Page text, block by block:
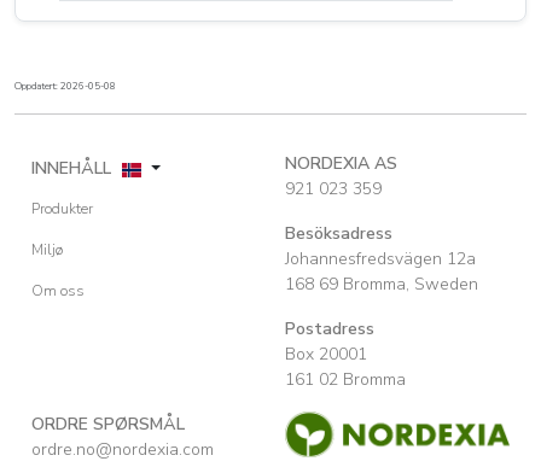
Oppdatert: 2026-05-08
INNEHÅLL
Produkter
Miljø
Om oss
NORDEXIA AS
921 023 359
Besöksadress
Johannesfredsvägen 12a
168 69 Bromma, Sweden
Postadress
Box 20001
161 02 Bromma
ORDRE SPØRSMÅL
ordre.no@nordexia.com